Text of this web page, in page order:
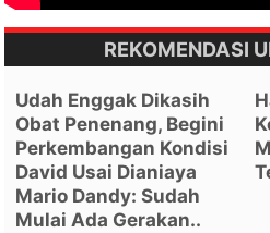
REKOMENDASI
Udah Enggak Dikasih
Obat Penenang, Begini
Perkembangan Kondisi
David Usai Dianiaya
Mario Dandy: Sudah
Mulai Ada Gerakan..